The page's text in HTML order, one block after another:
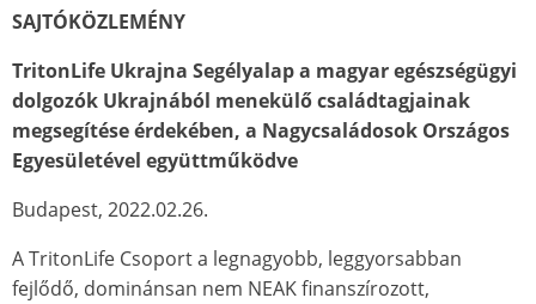
SAJTÓKÖZLEMÉNY
TritonLife Ukrajna Segélyalap a magyar egészségügyi
dolgozók Ukrajnából menekülő családtagjainak
megsegítése érdekében, a Nagycsaládosok Országos
Egyesületével együttműködve
Budapest, 2022.02.26.
A TritonLife Csoport a legnagyobb, leggyorsabban
fejlődő, dominánsan nem NEAK finanszírozott,